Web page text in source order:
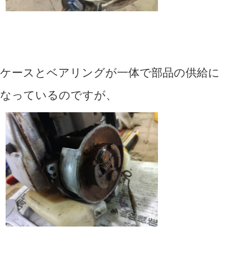
ケースとベアリングが一体で部品の供給に
なっているのですが、